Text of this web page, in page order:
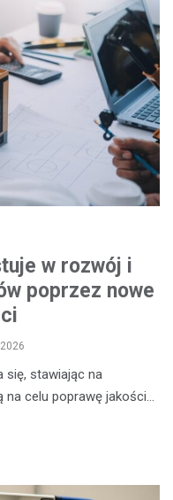
w rozwój i
poprzez nowe
się, stawiając na
na celu poprawę jakości…